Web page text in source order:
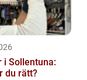
i Sollentuna:
du rätt?